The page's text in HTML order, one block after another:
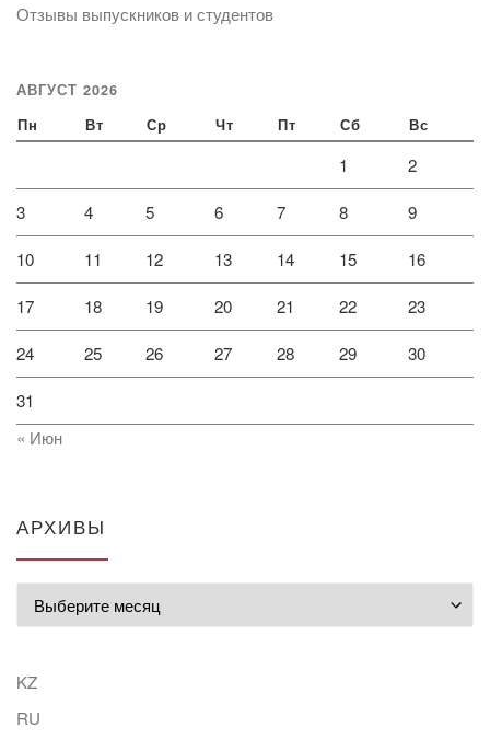
Отзывы выпускников и студентов
АВГУСТ 2026
Пн Вт Ср Чт Пт Сб Вс
1 2
3 4 5 6 7 8 9
10 11 12 13 14 15 16
17 18 19 20 21 22 23
24 25 26 27 28 29 30
31
« Июн
АРХИВЫ
KZ
RU